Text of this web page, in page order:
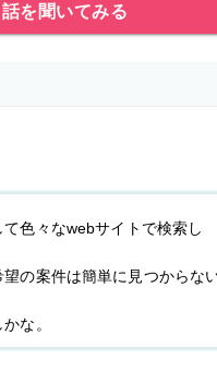
を聞いてみる
色々なwebサイトで検索し
の案件は簡単に見つからな
な。